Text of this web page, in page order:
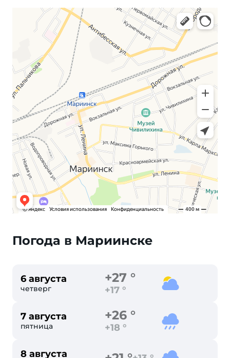
Яндекс Карты — транспорт, навигация, поиск мест
Погода в Мариинске
6 августа
четверг
+27 °
+17 °
7 августа
пятница
+26 °
+18 °
8 августа